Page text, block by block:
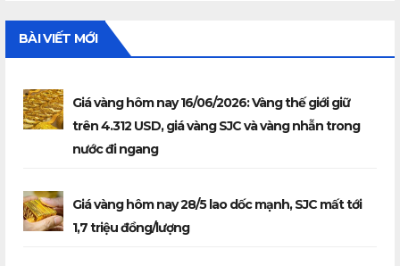
BÀI VIẾT MỚI
Giá vàng hôm nay 16/06/2026: Vàng thế giới giữ
trên 4.312 USD, giá vàng SJC và vàng nhẫn trong
nước đi ngang
Giá vàng hôm nay 28/5 lao dốc mạnh, SJC mất tới
1,7 triệu đồng/lượng